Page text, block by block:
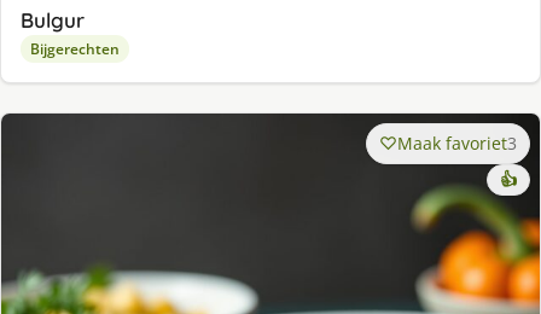
Bulgur
Bijgerechten
Maak favoriet3
👍